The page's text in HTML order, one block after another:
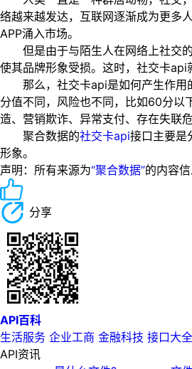
络越来越发达，互联网逐渐成为更多
APP涌入市场。
但是由于与陌生人在网络上社交的
使其品牌形象受损。这时，社交卡api
那么，社交卡api是如何产生作用的
分值不同，风险也不同，比如60分以
造、营销欺诈、异常支付、存在失联
聚合数据的社交卡api接口主要是
形象。
声明：所有来源为“聚合数据”的内容
分享
API百科
生活服务 企业工商 金融科技 接口大全
API资讯